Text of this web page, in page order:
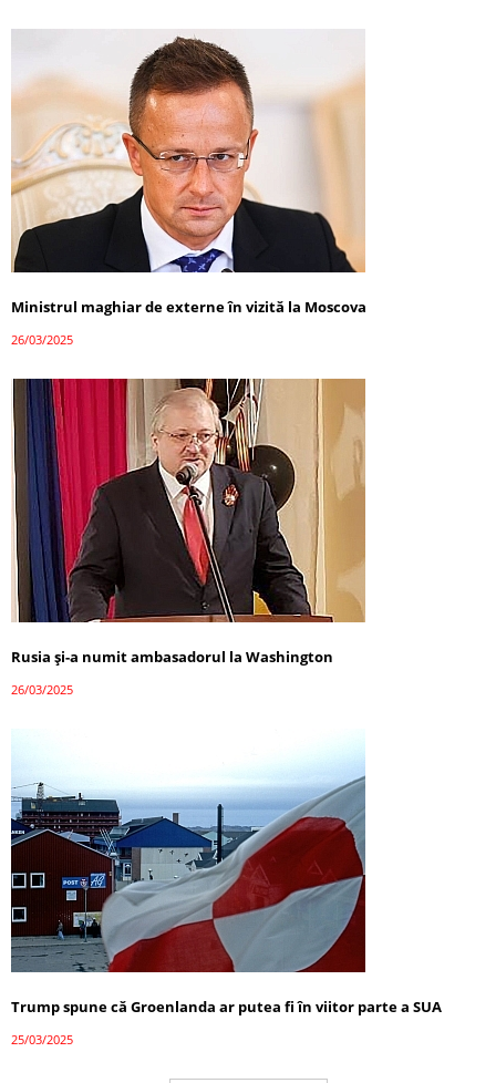
Ministrul maghiar de externe în vizită la Moscova
26/03/2025
Rusia și-a numit ambasadorul la Washington
26/03/2025
Trump spune că Groenlanda ar putea fi în viitor parte a SUA
25/03/2025